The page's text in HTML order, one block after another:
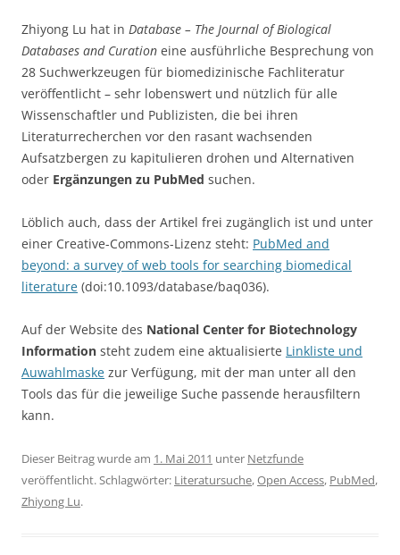
Zhiyong Lu hat in Database – The Journal of Biological
Databases and Curation eine ausführliche Besprechung von
28 Suchwerkzeugen für biomedizinische Fachliteratur
veröffentlicht – sehr lobenswert und nützlich für alle
Wissenschaftler und Publizisten, die bei ihren
Literaturrecherchen vor den rasant wachsenden
Aufsatzbergen zu kapitulieren drohen und Alternativen
oder Ergänzungen zu PubMed suchen.
Löblich auch, dass der Artikel frei zugänglich ist und unter
einer Creative-Commons-Lizenz steht: PubMed and
beyond: a survey of web tools for searching biomedical
literature (doi:10.1093/database/baq036).
Auf der Website des National Center for Biotechnology
Information steht zudem eine aktualisierte Linkliste und
Auwahlmaske zur Verfügung, mit der man unter all den
Tools das für die jeweilige Suche passende herausfiltern
kann.
Dieser Beitrag wurde am 1. Mai 2011 unter Netzfunde
veröffentlicht. Schlagwörter: Literatursuche,Open Access, PubMed,
Zhiyong Lu.